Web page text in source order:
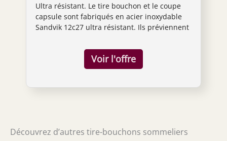
coupe capsule et
décapsuleur, mitres en acier
inoxydable brillant (Corian
bleu clair)
Ultra résistant. Le tire bouchon et le coupe
capsule sont fabriqués en acier inoxydable
Sandvik 12c27 ultra résistant. Ils préviennent
de vie. LAGUIOLE EN AUBRAC L Tire bouchon
sommelier, manche en Corian, tire bouchon
avec coupe capsule et décapsuleur, mitres en
Chaque unité est livrée dans un coffret en
Découvrez d’autres tire-bouchons sommeliers